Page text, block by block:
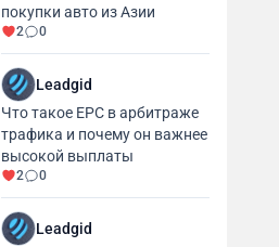
покупки авто из Азии
2 0
Leadgid
Что такое EPC в арбитраже
трафика и почему он важнее
высокой выплаты
2 0
Leadgid